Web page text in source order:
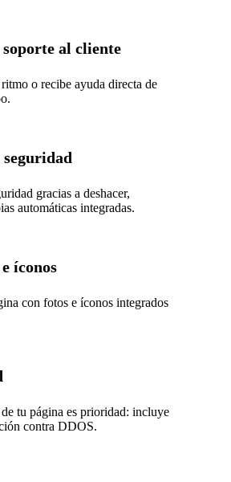
soporte al cliente
o recibe ayuda directa de
seguridad
gracias a deshacer,
automáticas integradas.
íconos
con fotos e íconos integrados
tu página es prioridad: incluye
contra DDOS.